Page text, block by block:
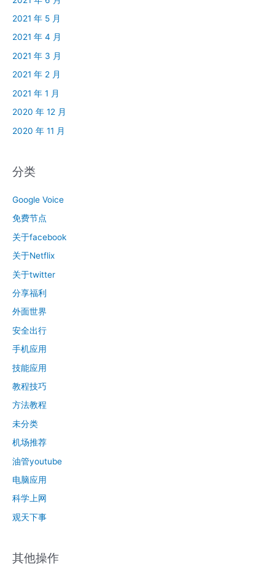
2021 年 5 月
2021 年 4 月
2021 年 3 月
2021 年 2 月
2021 年 1 月
2020 年 12 月
2020 年 11 月
分类
Google Voice
免费节点
关于facebook
关于Netflix
关于twitter
分享福利
外面世界
安全出行
手机应用
技能应用
教程技巧
方法教程
未分类
机场推荐
油管youtube
电脑应用
科学上网
观天下事
其他操作